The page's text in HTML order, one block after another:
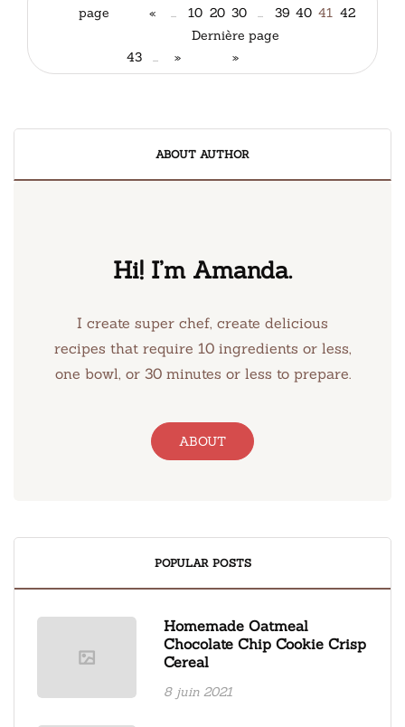
page
« ... 10 20 30 ... 39 40 41 42
43 ... »
Dernière page
»
ABOUT AUTHOR
Hi! I’m Amanda.
I create super chef, create delicious
recipes that require 10 ingredients or less,
one bowl, or 30 minutes or less to prepare.
ABOUT
POPULAR POSTS
Homemade Oatmeal
Chocolate Chip Cookie Crisp
Cereal
8 juin 2021